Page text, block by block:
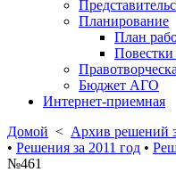
Планирование
План
Повестки
Бюджет АГО
Интернет-приемная
Домой < Архив решений
• Решения за 2011 год •
№461